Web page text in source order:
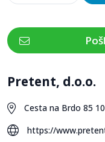
Pretent, d.o.o.
Cesta na Brdo 85
https://